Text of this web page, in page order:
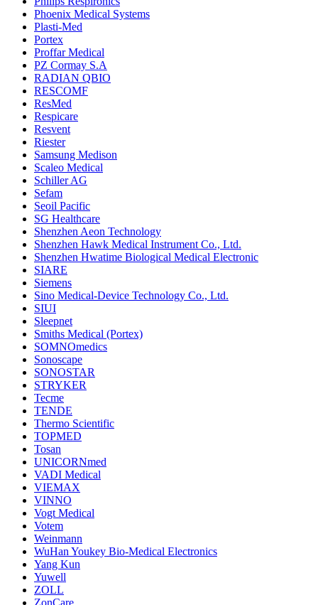
Phoenix Medical Systems
Plasti-Med
Portex
Proffar Medical
PZ Cormay S.A
RADIAN QBIO
RESCOMF
ResMed
Respicare
Resvent
Riester
Samsung Medison
Scaleo Medical
Schiller AG
Sefam
Seoil Pacific
SG Healthcare
Shenzhen Aeon Technology
Shenzhen Hawk Medical Instrument Co., Ltd.
Shenzhen Hwatime Biological Medical Electronic
SIARE
Siemens
Sino Medical-Device Technology Co., Ltd.
SIUI
Sleepnet
Smiths Medical (Portex)
SOMNOmedics
Sonoscape
SONOSTAR
STRYKER
Tecme
TENDE
Thermo Scientific
TOPMED
Tosan
UNICORNmed
VADI Medical
VIEMAX
VINNO
Vogt Medical
Votem
Weinmann
WuHan Youkey Bio-Medical Electronics
Yang Kun
Yuwell
ZOLL
ZonCare